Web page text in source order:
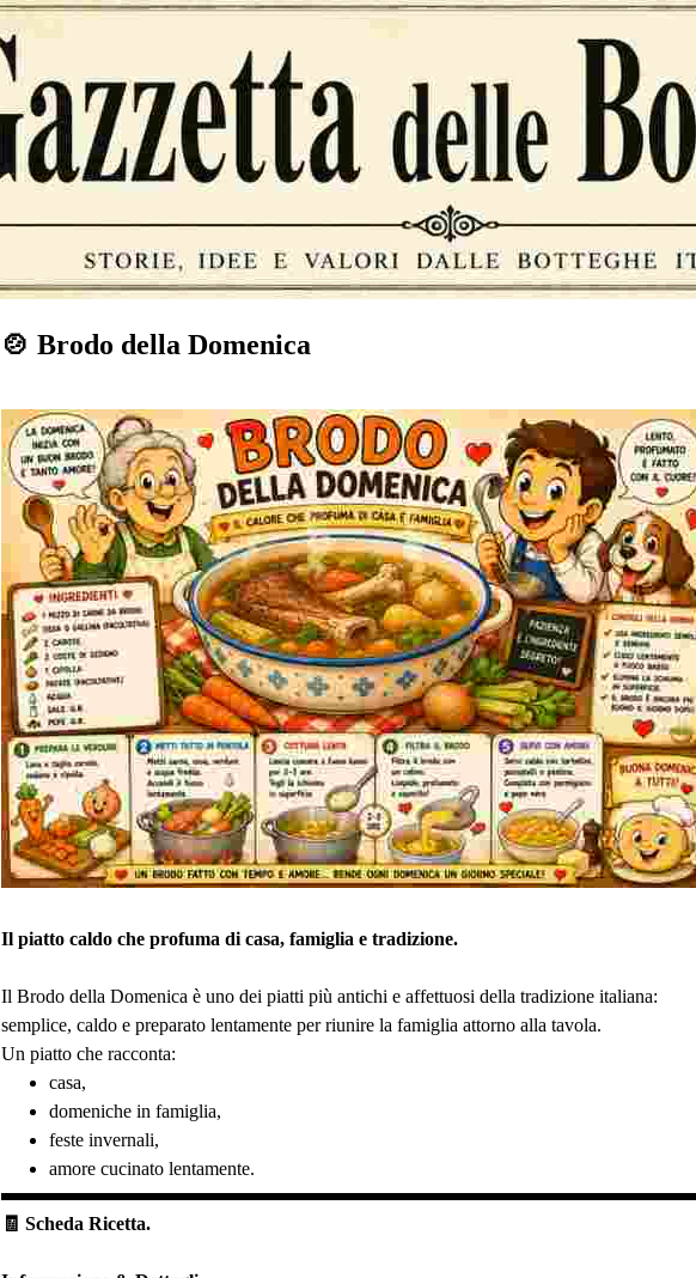
🍲 Brodo della Domenica
Il piatto caldo che profuma di casa, famiglia e tradizione.
Il Brodo della Domenica è uno dei piatti più antichi e affettuosi della tradizione italiana:
semplice, caldo e preparato lentamente per riunire la famiglia attorno alla tavola.
Un piatto che racconta:
casa,
domeniche in famiglia,
feste invernali,
amore cucinato lentamente.
🧾 Scheda Ricetta.